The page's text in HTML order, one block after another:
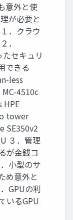
意外と使
が必要と
．クラウ
．
セキュリ
できる
less
4510c
HPE
tower
SE350v2
３．管理
が金銭コ
小型のサ
め意外と
GPUの利
いるGPU